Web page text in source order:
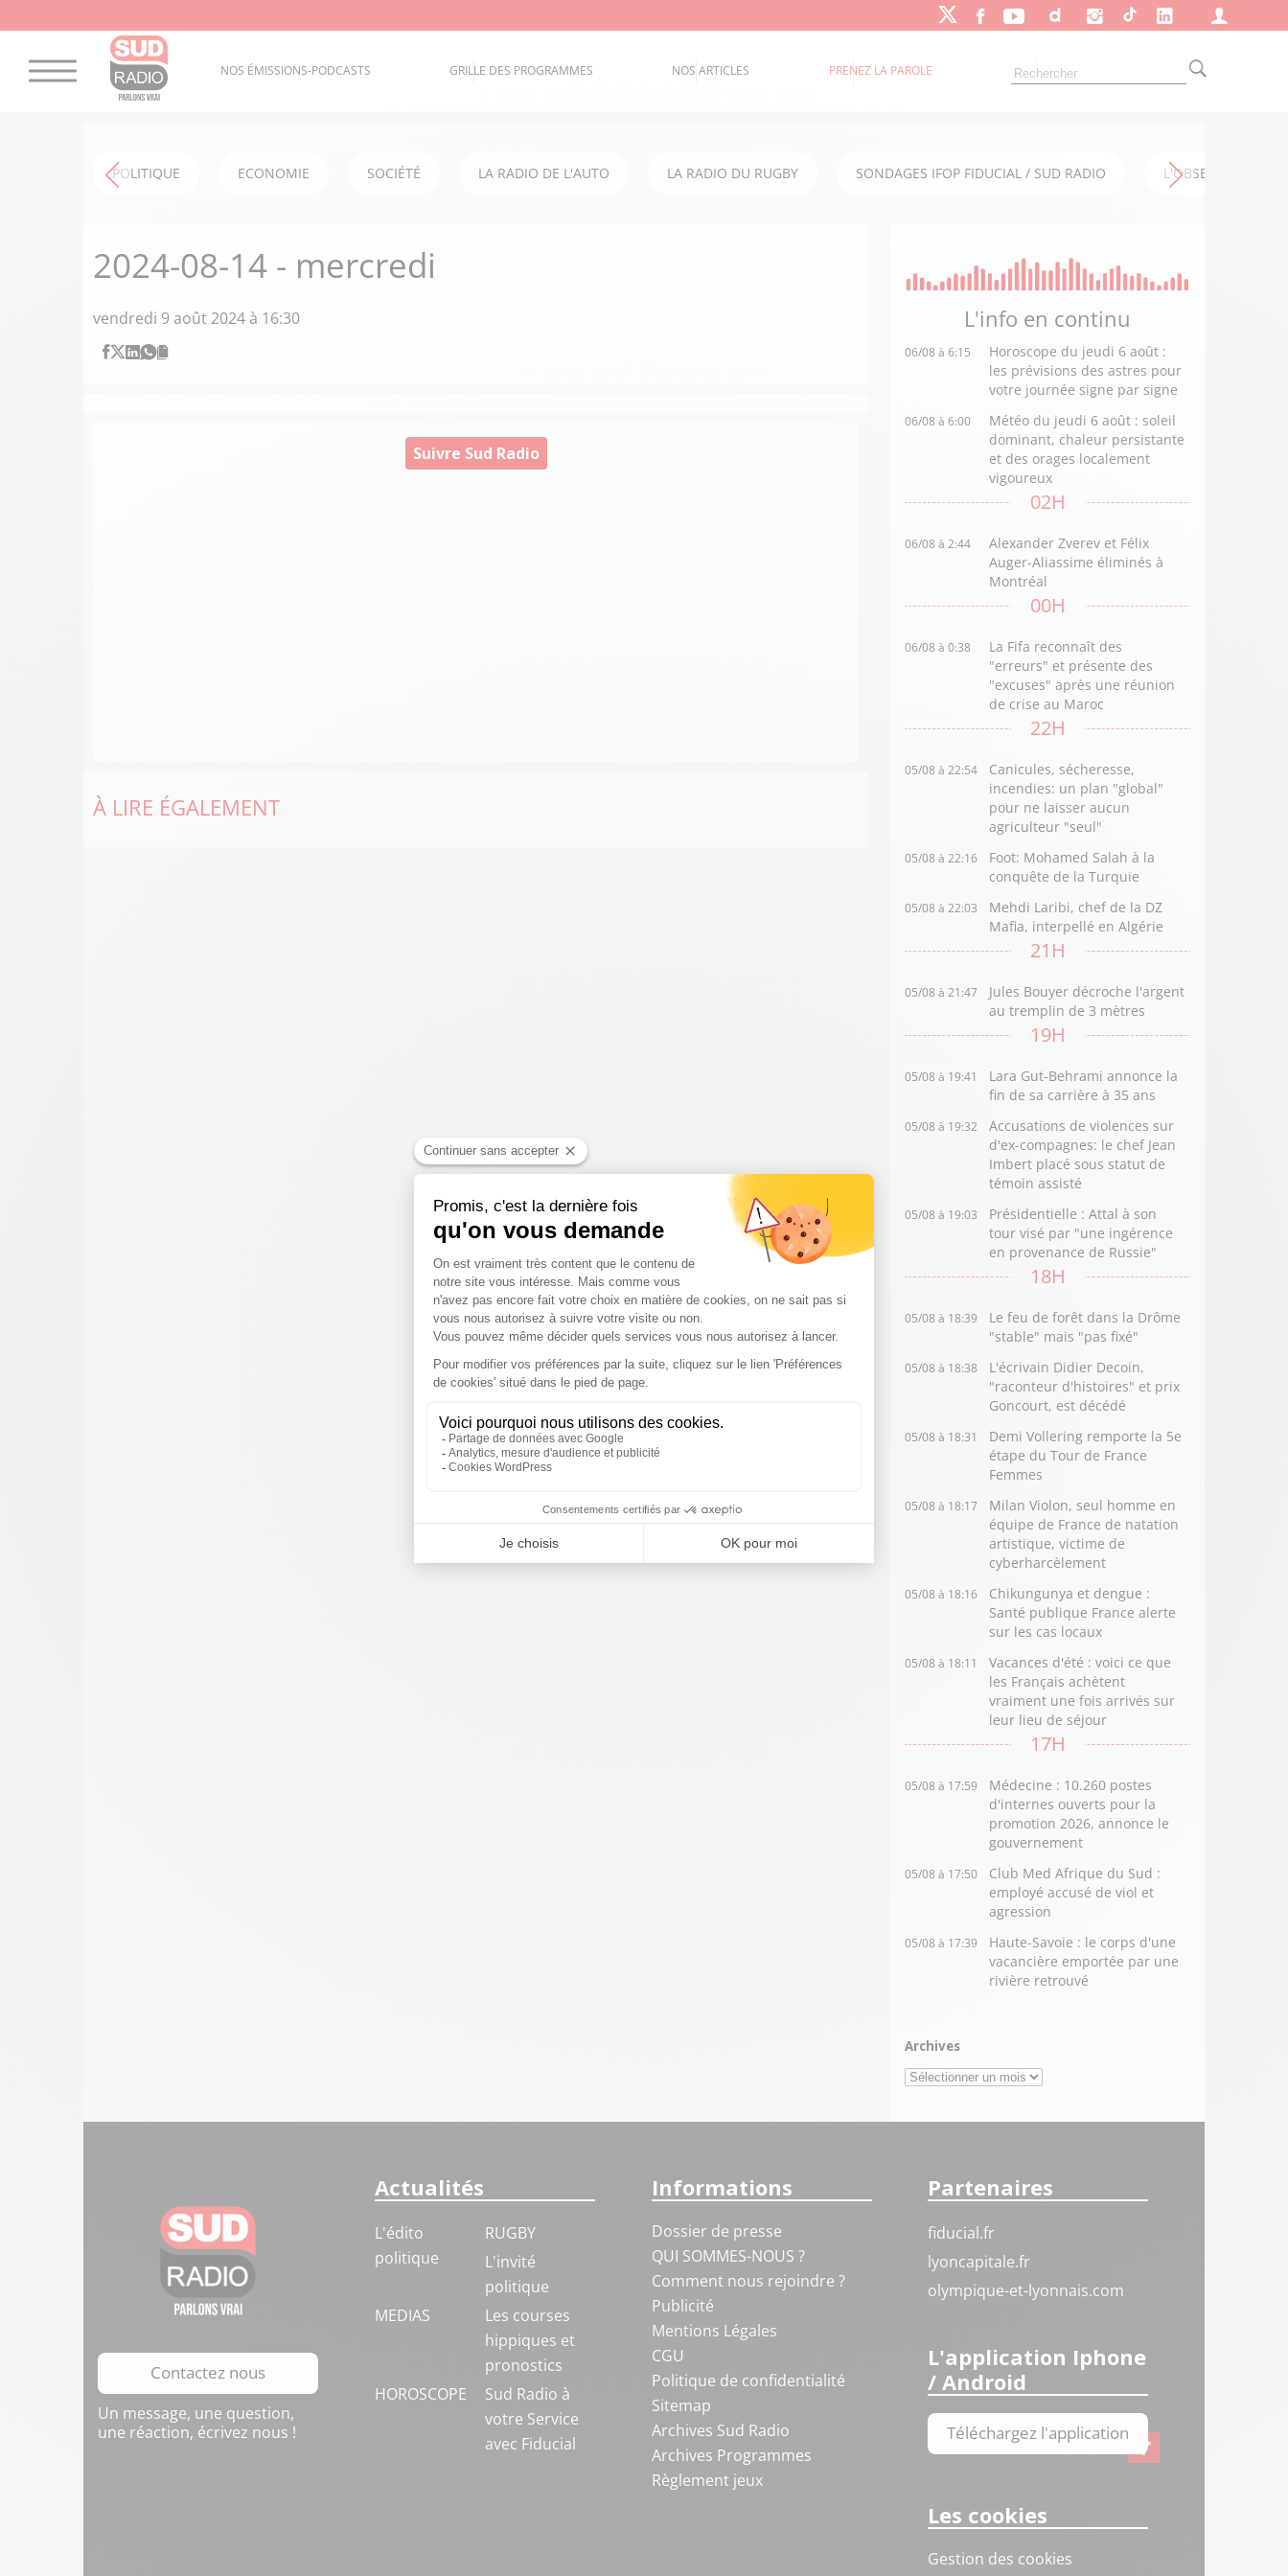
NOS ÉMISSIONS-PODCASTS GRILLE DES PROGRAMMES NOS ARTICLES PRENEZ LA PAROLE
POLITIQUE ECONOMIE SOCIÉTÉ LA RADIO DE L'AUTO LA RADIO DU RUGBY SONDAGES IFOP FIDUCIAL / SUD RADIO L'OBSERVATOIRE
2024-08-14 - mercredi
vendredi 9 août 2024 à 16:30
Suivre Sud Radio
À LIRE ÉGALEMENT
L'info en continu
06/08 à 6:15
Horoscope du jeudi 6 août :
les prévisions des astres pour
votre journée signe par signe
06/08 à 6:00
Météo du jeudi 6 août : soleil
dominant, chaleur persistante
et des orages localement
vigoureux
02H
06/08 à 2:44
Alexander Zverev et Félix
Auger-Aliassime éliminés à
Montréal
00H
06/08 à 0:38
La Fifa reconnaît des
"erreurs" et présente des
"excuses" après une réunion
de crise au Maroc
22H
05/08 à 22:54
Canicules, sécheresse,
incendies: un plan "global"
pour ne laisser aucun
agriculteur "seul"
05/08 à 22:16
Foot: Mohamed Salah à la
conquête de la Turquie
05/08 à 22:03
Mehdi Laribi, chef de la DZ
Mafia, interpellé en Algérie
21H
05/08 à 21:47
Jules Bouyer décroche l'argent
au tremplin de 3 mètres
19H
05/08 à 19:41
Lara Gut-Behrami annonce la
fin de sa carrière à 35 ans
05/08 à 19:32
Accusations de violences sur
d'ex-compagnes: le chef Jean
Imbert placé sous statut de
témoin assisté
05/08 à 19:03
Présidentielle : Attal à son
tour visé par "une ingérence
en provenance de Russie"
18H
05/08 à 18:39
Le feu de forêt dans la Drôme
"stable" mais "pas fixé"
05/08 à 18:38
L'écrivain Didier Decoin,
"raconteur d'histoires" et prix
Goncourt, est décédé
05/08 à 18:31
Demi Vollering remporte la 5e
étape du Tour de France
Femmes
05/08 à 18:17
Milan Violon, seul homme en
équipe de France de natation
artistique, victime de
cyberharcèlement
05/08 à 18:16
Chikungunya et dengue :
Santé publique France alerte
sur les cas locaux
05/08 à 18:11
Vacances d'été : voici ce que
les Français achètent
vraiment une fois arrivés sur
leur lieu de séjour
17H
05/08 à 17:59
Médecine : 10.260 postes
d'internes ouverts pour la
promotion 2026, annonce le
gouvernement
05/08 à 17:50
Club Med Afrique du Sud :
employé accusé de viol et
agression
05/08 à 17:39
Haute-Savoie : le corps d'une
vacancière emportée par une
rivière retrouvé
Archives
Archives
Contactez nous
Un message, une question,
une réaction, écrivez nous !
Actualités
L'édito
politique
RUGBY
L'invité
politique
MEDIAS
Les courses
hippiques et
pronostics
HOROSCOPE
Sud Radio à
votre Service
avec Fiducial
Informations
Dossier de presse
QUI SOMMES-NOUS ?
Comment nous rejoindre ?
Publicité
Mentions Légales
CGU
Politique de confidentialité
Sitemap
Archives Sud Radio
Archives Programmes
Règlement jeux
Partenaires
fiducial.fr
lyoncapitale.fr
olympique-et-lyonnais.com
L'application Iphone
/ Android
Téléchargez l'application
Les cookies
Gestion des cookies